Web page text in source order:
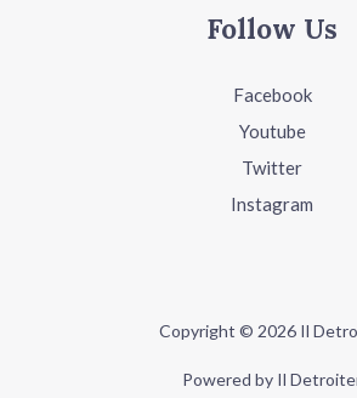
Follow Us
Facebook
Youtube
Twitter
Instagram
Copyright © 2026 Il
Powered by Il